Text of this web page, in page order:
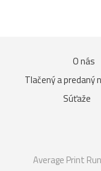
O nás
Tlačený a predaný
Súťaže
Average Print